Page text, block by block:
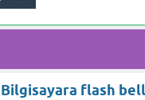
Bilgisayara flash